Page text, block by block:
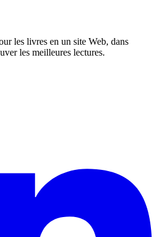
les livres en un site Web, dans
les meilleures lectures.